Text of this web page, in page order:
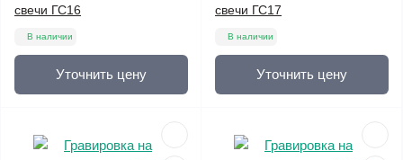
свечи ГС16
В наличии
Уточнить цену
свечи ГС17
В наличии
Уточнить цену